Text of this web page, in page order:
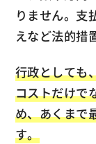
りません。支
えなど法的措
行政としても
コストだけで
め、あくまで
す。